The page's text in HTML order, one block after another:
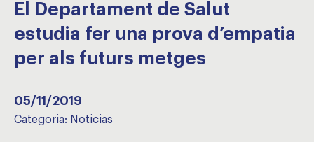
El Departament de Salut
estudia fer una prova d’empatia
per als futurs metges
05/11/2019
Categoria: Noticias